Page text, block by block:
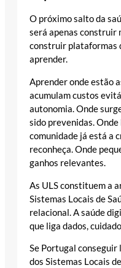
O próximo salto da
será apenas construir
construir plataformas
aprender.
Aprender onde estão
acumulam custos
autonomia. Onde
sido prevenidas.
comunidade já está a
reconheça. Onde
ganhos relevantes.
As ULS constituem a
Sistemas Locais de
relacional. A saúde
que liga dados,
Se Portugal conseguir
dos Sistemas Locais